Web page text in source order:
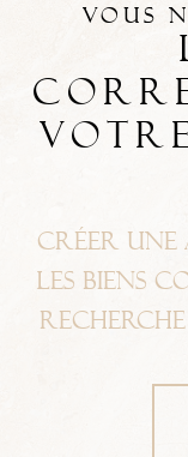
VOUS
Créer une
les biens